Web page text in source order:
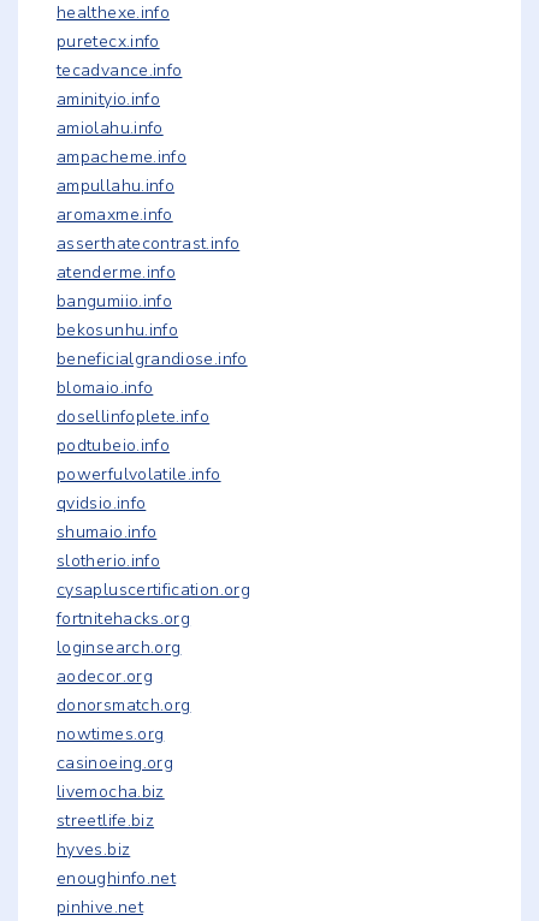
healthexe.info
puretecx.info
tecadvance.info
aminityio.info
amiolahu.info
ampacheme.info
ampullahu.info
aromaxme.info
asserthatecontrast.info
atenderme.info
bangumiio.info
bekosunhu.info
beneficialgrandiose.info
blomaio.info
dosellinfoplete.info
podtubeio.info
powerfulvolatile.info
qvidsio.info
shumaio.info
slotherio.info
cysapluscertification.org
fortnitehacks.org
loginsearch.org
aodecor.org
donorsmatch.org
nowtimes.org
casinoeing.org
livemocha.biz
streetlife.biz
hyves.biz
enoughinfo.net
pinhive.net